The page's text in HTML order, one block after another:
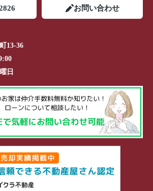
お問い合わせ
13-36
日